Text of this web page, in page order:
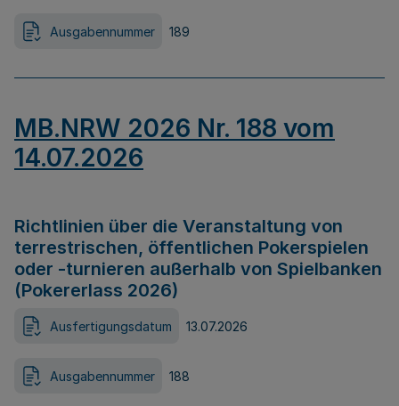
Ausgabennummer 189
MB.NRW 2026 Nr. 188 vom
14.07.2026
Richtlinien über die Veranstaltung von
terrestrischen, öffentlichen Pokerspielen
oder -turnieren außerhalb von Spielbanken
(Pokererlass 2026)
Ausfertigungsdatum 13.07.2026
Ausgabennummer 188